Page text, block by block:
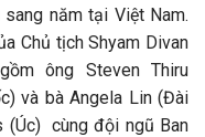
năm tại Việt Nam.
Chủ tịch Shyam Divan
ông Steven Thiru
và bà Angela Lin (Đài
(Úc) cùng đội ngũ Ban